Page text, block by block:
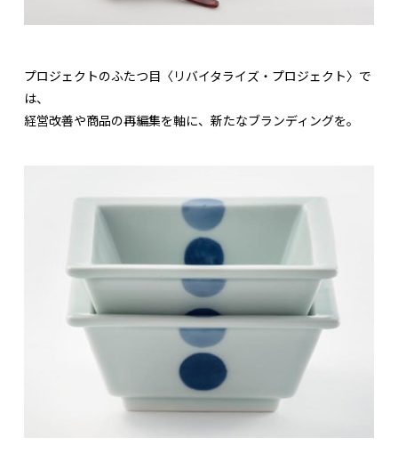
プロジェクトのふたつ目〈リバイタライズ・プロジェクト〉で
は、
経営改善や商品の再編集を軸に、新たなブランディングを。